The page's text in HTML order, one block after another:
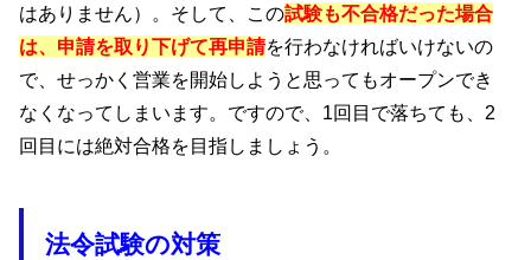
はありません）。そして、この試験も不合格だった場合
は、申請を取り下げて再申請を行わなければいけないの
で、せっかく営業を開始しようと思ってもオープンでき
なくなってしまいます。ですので、1回目で落ちても、2
回目には絶対合格を目指しましょう。
法令試験の対策